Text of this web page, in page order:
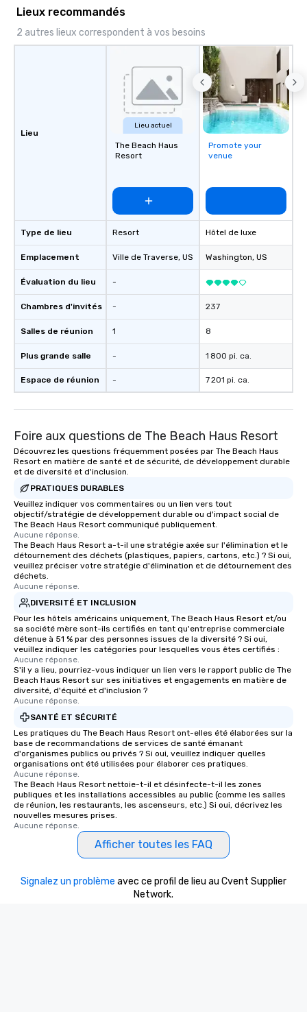
Lieux recommandés
2 autres lieux correspondent à vos besoins
Lieu
Type de lieu
Emplacement
Évaluation du lieu
Chambres d'invités
Salles de réunion
Plus grande salle
Espace de réunion
Lieu actuel
The Beach Haus
Resort
Resort
Ville de Traverse, US
-
-
1
-
-
Promote your
venue
Hôtel de luxe
Washington, US
237
8
1 800 pi. ca.
7 201 pi. ca.
Foire aux questions de The Beach Haus Resort
Découvrez les questions fréquemment posées par The Beach Haus
Resort en matière de santé et de sécurité, de développement durable
et de diversité et d'inclusion.
PRATIQUES DURABLES
Veuillez indiquer vos commentaires ou un lien vers tout
objectif/stratégie de développement durable ou d'impact social de
The Beach Haus Resort communiqué publiquement.
Aucune réponse.
The Beach Haus Resort a-t-il une stratégie axée sur l'élimination et le
détournement des déchets (plastiques, papiers, cartons, etc.) ? Si oui,
veuillez préciser votre stratégie d'élimination et de détournement des
déchets.
Aucune réponse.
DIVERSITÉ ET INCLUSION
Pour les hôtels américains uniquement, The Beach Haus Resort et/ou
sa société mère sont-ils certifiés en tant qu'entreprise commerciale
détenue à 51 % par des personnes issues de la diversité ? Si oui,
veuillez indiquer les catégories pour lesquelles vous êtes certifiés :
Aucune réponse.
S'il y a lieu, pourriez-vous indiquer un lien vers le rapport public de The
Beach Haus Resort sur ses initiatives et engagements en matière de
diversité, d'équité et d'inclusion ?
Aucune réponse.
SANTÉ ET SÉCURITÉ
Les pratiques du The Beach Haus Resort ont-elles été élaborées sur la
base de recommandations de services de santé émanant
d'organismes publics ou privés ? Si oui, veuillez indiquer quelles
organisations ont été utilisées pour élaborer ces pratiques.
Aucune réponse.
The Beach Haus Resort nettoie-t-il et désinfecte-t-il les zones
publiques et les installations accessibles au public (comme les salles
de réunion, les restaurants, les ascenseurs, etc.) Si oui, décrivez les
nouvelles mesures prises.
Aucune réponse.
Afficher toutes les FAQ
Signalez un problème avec ce profil de lieu au Cvent Supplier
Network.